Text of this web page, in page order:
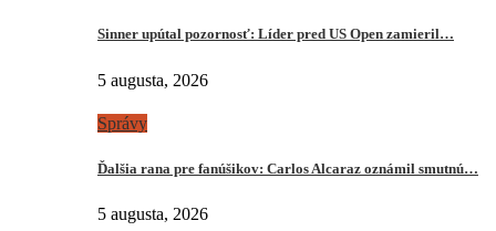
Sinner upútal pozornosť: Líder pred US Open zamieril…
5 augusta, 2026
Správy
Ďalšia rana pre fanúšikov: Carlos Alcaraz oznámil smutnú…
5 augusta, 2026